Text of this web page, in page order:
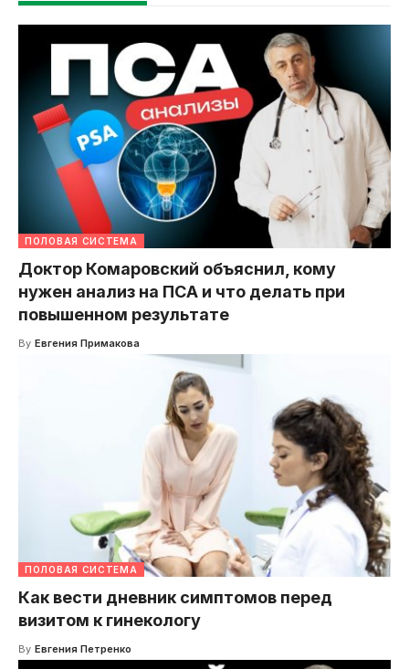
ПОЛОВАЯ СИСТЕМА
Доктор Комаровский объяснил, кому
нужен анализ на ПСА и что делать при
повышенном результате
By Евгения Примакова
ПОЛОВАЯ СИСТЕМА
Как вести дневник симптомов перед
визитом к гинекологу
By Евгения Петренко